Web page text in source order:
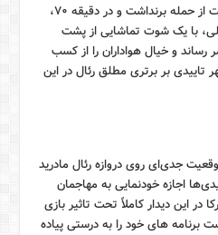
در نیمه دوم نیز رئال مادرید دست از حمله برنداشت و در دقیقه ۷۰،
با یک شوت تماشایی از پشت
و خیال هواداران را از کسب
تاییدی بر برتری مطلق رئال در این
جدی‌ای روی دروازه رئال مادرید
اجازه خودنمایی به مهاجمان
در این دیدار کاملاً تحت تاثیر بازی
برنامه های خود را به درستی پیاده